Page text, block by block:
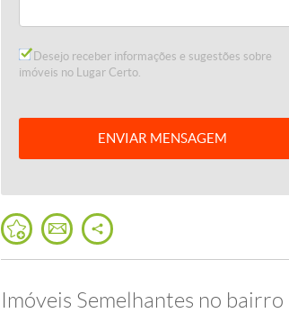
Desejo receber informações e sugestões sobre
imóveis no Lugar Certo.
ENVIAR MENSAGEM
Imóveis Semelhantes no bairro